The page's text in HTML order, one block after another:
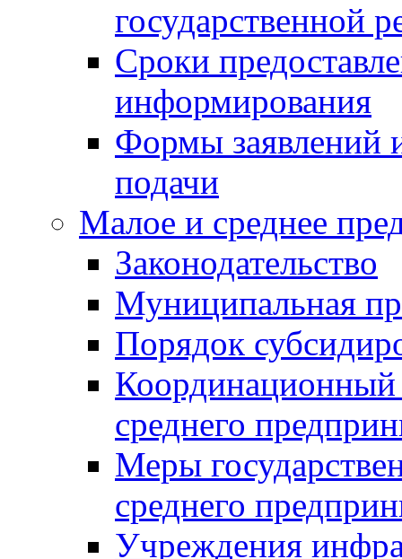
государственной
Сроки
информирования
Формы заявлений
подачи
Малое и среднее
Законодательство
Муниципальная
Порядок
Координационный
среднего
Меры
среднего
Учреждения